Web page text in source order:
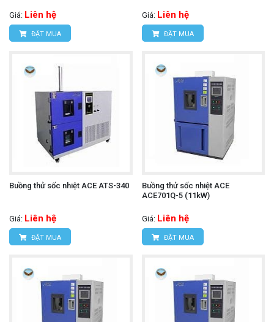
Giá: Liên hệ
ĐẶT MUA
Giá: Liên hệ
ĐẶT MUA
Buồng thử sốc nhiệt ACE ATS-340
Giá: Liên hệ
ĐẶT MUA
Buồng thử sốc nhiệt ACE
ACE701Q-5 (11kW)
Giá: Liên hệ
ĐẶT MUA